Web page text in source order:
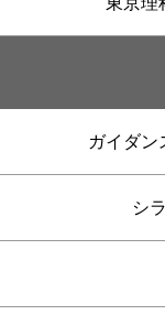
ガイダン
シ